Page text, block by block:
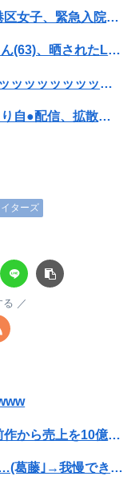
【悲報】全身改造に1750万掛けた港区女子、緊急入院でNHK報道局との合コンをキャンセル
パパ活不倫を暴露された大物芸人さん(63)、晒されたLINEが面白すぎるｗｗｗｗｗｗｗｗｗ(画像ｱﾘ)
【画像】石川佳純さん(31)の体、エッッッッッッッッッッッッッッッッッ！
【閲覧注意】元臆女キャバ嬢の首吊り自●配信、拡散されまくって終わるｗｗｗｗｗｗｗ
日本の商船が中国に臨検された場合は「台湾軍が対応」と台湾軍トップ！
ターズ
る
【悲報】 名探偵プリキュアさん、前作から売上を10億円も落としてしまう
女子小学生｢先生、好き｣ 教師｢くっ…(葛藤｣→我慢できずハメ撮りカーセ●クスして教員免許剥奪